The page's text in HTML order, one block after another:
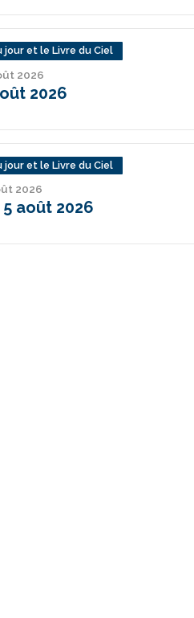
jour et le Livre du Ciel
2026
2026
jour et le Livre du Ciel
2026
août 2026